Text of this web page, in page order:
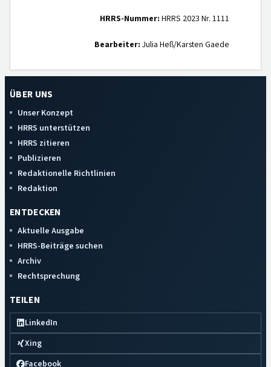
HRRS-Nummer: HRRS 2023 Nr. 1111
Bearbeiter: Julia Heß/Karsten Gaede
ÜBER UNS
Unser Konzept
HRRS unterstützen
HRRS zitieren
Publizieren
Redaktionelle Richtlinien
Redaktion
ENTDECKEN
Aktuelle Ausgabe
HRRS-Beiträge suchen
Archiv
Rechtsprechung
TEILEN
LinkedIn
Xing
Facebook